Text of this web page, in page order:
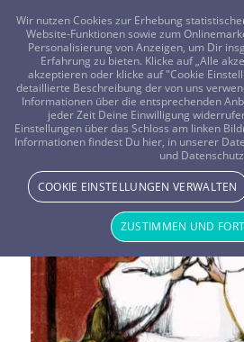
FRAGEN? KOSTENLOS ANRUFEN:
Wir nutzen Cookies zur Erhebung
Website-Funktionen sowie zum
Personalisierung von Anzeigen, um Dir
Erfahrung zu bieten. Klicke auf „Alle
akzeptieren oder klicke auf "Cookie
detaillierte Beschreibung der von uns
Informationen über die entsprechenden
jeder Zeit Deine Einwilligung
Einstellungen über das Schloss am linken
Informationen findest Du hier, in unserer
und Datenschutz
COOKIE EINSTELLUNGEN VERWALTEN
ZUSTIMMEN UND